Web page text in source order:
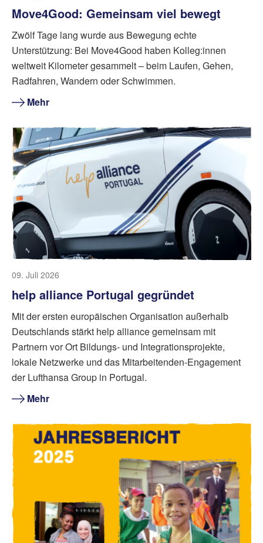
Move4Good: Gemeinsam viel bewegt
Zwölf Tage lang wurde aus Bewegung echte
Unterstützung: Bei Move4Good haben Kolleg:innen
weltweit Kilometer gesammelt – beim Laufen, Gehen,
Radfahren, Wandern oder Schwimmen.
Mehr
09. Juli 2026
help alliance Portugal gegründet
Mit der ersten europäischen Organisation außerhalb
Deutschlands stärkt help alliance gemeinsam mit
Partnern vor Ort Bildungs- und Integrationsprojekte,
lokale Netzwerke und das Mitarbeitenden-Engagement
der Lufthansa Group in Portugal.
Mehr